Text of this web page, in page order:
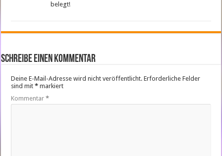
belegt!
Schreibe einen Kommentar
Deine E-Mail-Adresse wird nicht veröffentlicht. Erforderliche Felder
sind mit* markiert
Kommentar*